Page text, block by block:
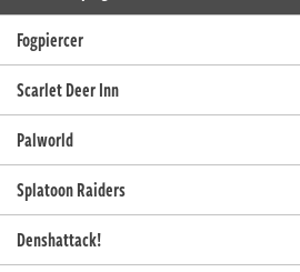
Fogpiercer
Scarlet Deer Inn
Palworld
Splatoon Raiders
Denshattack!